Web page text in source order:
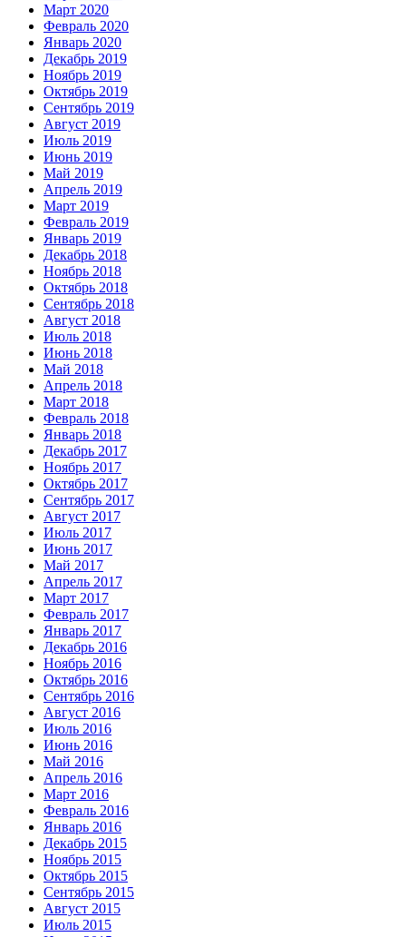
Март 2020
Февраль 2020
Январь 2020
Декабрь 2019
Ноябрь 2019
Октябрь 2019
Сентябрь 2019
Август 2019
Июль 2019
Июнь 2019
Май 2019
Апрель 2019
Март 2019
Февраль 2019
Январь 2019
Декабрь 2018
Ноябрь 2018
Октябрь 2018
Сентябрь 2018
Август 2018
Июль 2018
Июнь 2018
Май 2018
Апрель 2018
Март 2018
Февраль 2018
Январь 2018
Декабрь 2017
Ноябрь 2017
Октябрь 2017
Сентябрь 2017
Август 2017
Июль 2017
Июнь 2017
Май 2017
Апрель 2017
Март 2017
Февраль 2017
Январь 2017
Декабрь 2016
Ноябрь 2016
Октябрь 2016
Сентябрь 2016
Август 2016
Июль 2016
Июнь 2016
Май 2016
Апрель 2016
Март 2016
Февраль 2016
Январь 2016
Декабрь 2015
Ноябрь 2015
Октябрь 2015
Сентябрь 2015
Август 2015
Июль 2015